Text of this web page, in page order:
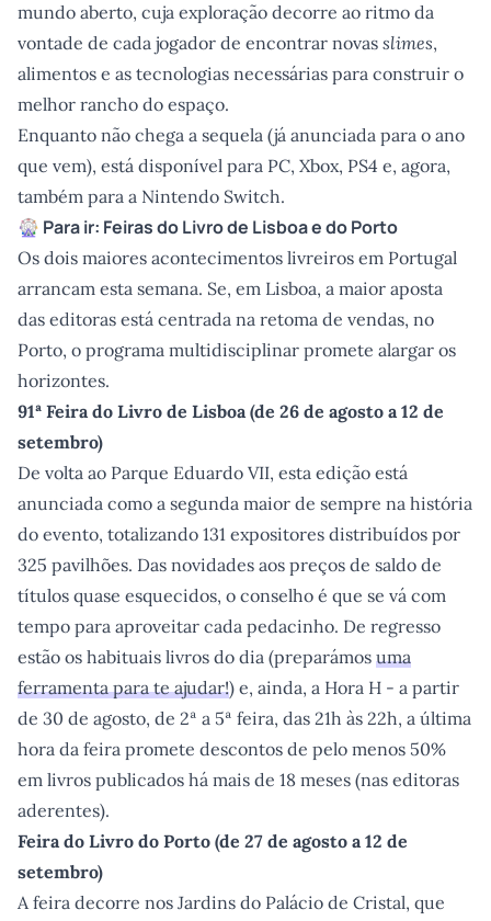
mundo aberto, cuja exploração decorre ao ritmo da
vontade de cada jogador de encontrar novas slimes,
alimentos e as tecnologias necessárias para construir o
melhor rancho do espaço.
Enquanto não chega a sequela (já anunciada para o ano
que vem), está disponível para PC, Xbox, PS4 e, agora,
também para a Nintendo Switch.
🎡 Para ir: Feiras do Livro de Lisboa e do Porto
Os dois maiores acontecimentos livreiros em Portugal
arrancam esta semana. Se, em Lisboa, a maior aposta
das editoras está centrada na retoma de vendas, no
Porto, o programa multidisciplinar promete alargar os
horizontes.
91ª Feira do Livro de Lisboa (de 26 de agosto a 12 de
setembro)
De volta ao Parque Eduardo VII, esta edição está
anunciada como a segunda maior de sempre na história
do evento, totalizando 131 expositores distribuídos por
325 pavilhões. Das novidades aos preços de saldo de
títulos quase esquecidos, o conselho é que se vá com
tempo para aproveitar cada pedacinho. De regresso
estão os habituais livros do dia (preparámos uma
ferramenta para te ajudar!) e, ainda, a Hora H - a partir
de 30 de agosto, de 2ª a 5ª feira, das 21h às 22h, a última
hora da feira promete descontos de pelo menos 50%
em livros publicados há mais de 18 meses (nas editoras
aderentes).
Feira do Livro do Porto (de 27 de agosto a 12 de
setembro)
A feira decorre nos Jardins do Palácio de Cristal, que